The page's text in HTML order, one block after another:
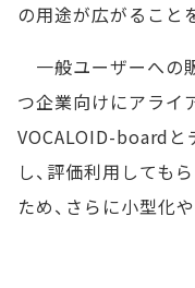
の用途が広がること
一般ユーザーへの
つ企業向けにアライ
VOCALOID-boardと
し、評価利用しても
ため、さらに小型化